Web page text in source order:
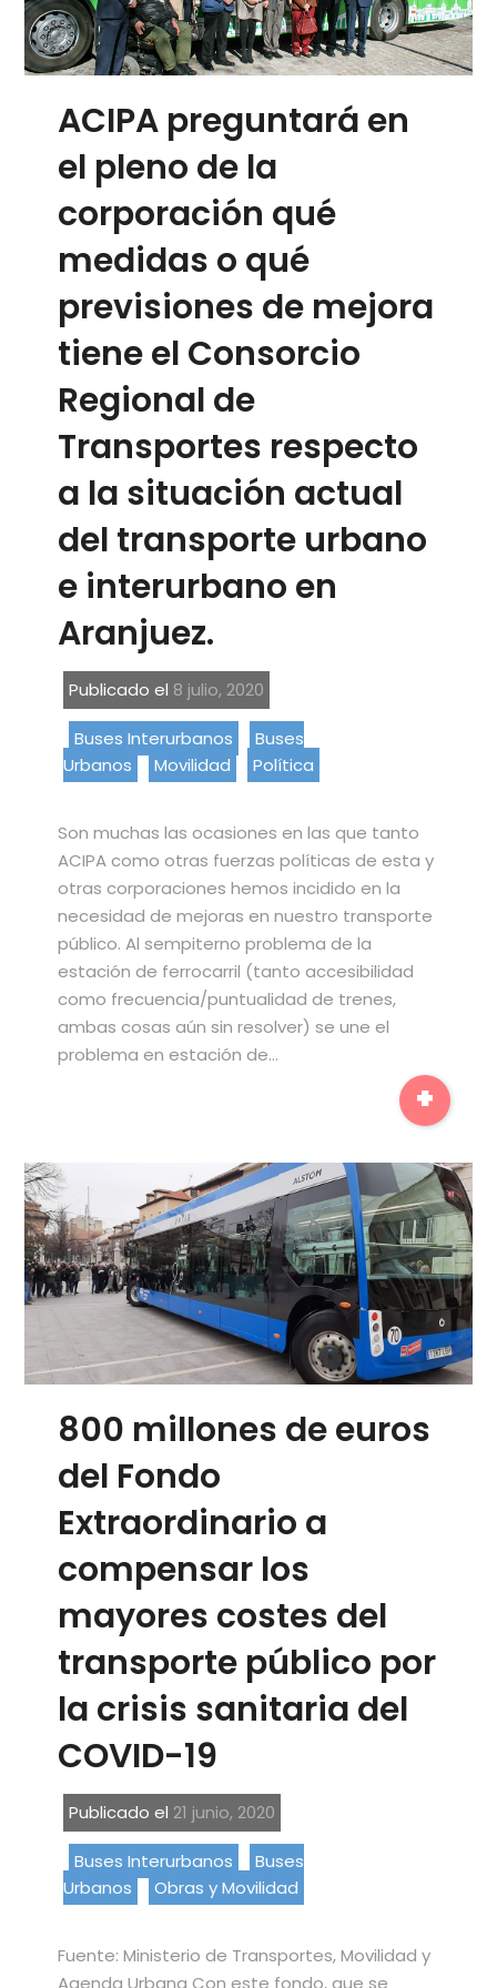
ACIPA preguntará en
el pleno de la
corporación qué
medidas o qué
previsiones de mejora
tiene el Consorcio
Regional de
Transportes respecto
a la situación actual
del transporte urbano
e interurbano en
Aranjuez.
Publicado el 8 julio, 2020
Buses Interurbanos
Buses
Urbanos
Movilidad Política
Son muchas las ocasiones en las que tanto
ACIPA como otras fuerzas políticas de esta y
otras corporaciones hemos incidido en la
necesidad de mejoras en nuestro transporte
público. Al sempiterno problema de la
estación de ferrocarril (tanto accesibilidad
como frecuencia/puntualidad de trenes,
ambas cosas aún sin resolver) se une el
problema en estación de…
+
800 millones de euros
del Fondo
Extraordinario a
compensar los
mayores costes del
transporte público por
la crisis sanitaria del
COVID-19
Publicado el 21 junio, 2020
Buses Interurbanos
Buses
Urbanos
Obras y Movilidad
Fuente: Ministerio de Transportes, Movilidad y
Agenda Urbana Con este fondo, que se